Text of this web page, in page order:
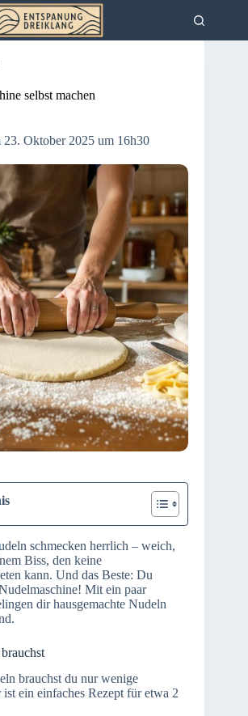
selbst machen
23. Oktober 2025 um 16h30
schmecken herrlich – weich,
Biss, den keine
kann. Und das Beste: Du
Mit ein paar
dir hausgemachte Nudeln
brauchst du nur wenige
ein einfaches Rezept für etwa 2